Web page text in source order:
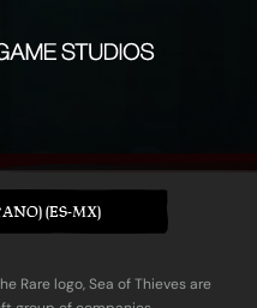
(ES-MX)
Rare logo, Sea of Thieves are